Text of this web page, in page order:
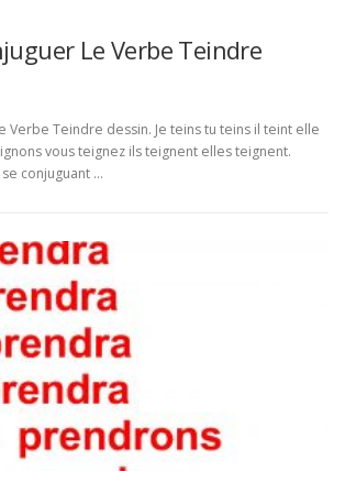
Le Verbe Teindre
Verbe Teindre dessin. Je teins tu teins il teint elle
vous teignez ils teignent elles teignent.
conjuguant …